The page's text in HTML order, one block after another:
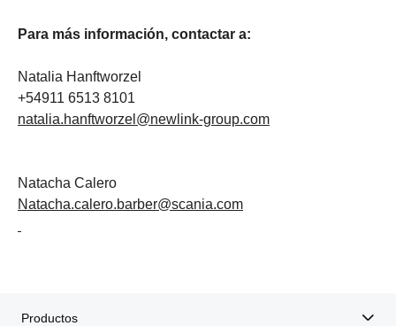
Para más información, contactar a:
Natalia Hanftworzel
+54911 6513 8101
natalia.hanftworzel@newlink-group.com
Natacha Calero
Natacha.calero.barber@scania.com
Productos